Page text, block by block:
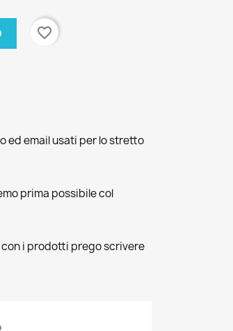
favorite_border
ed email usati per lo stretto
prima possibile col
i prodotti prego scrivere